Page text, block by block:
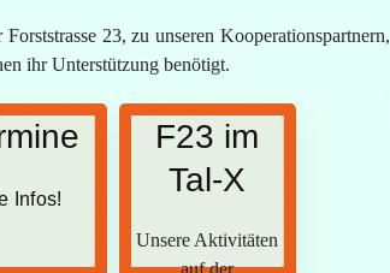
23, zu unseren Kooperationspartnern,
ihr Unterstützung benötigt.
Infos!
F23 im
Tal-X
Unsere Aktivitäten
auf der